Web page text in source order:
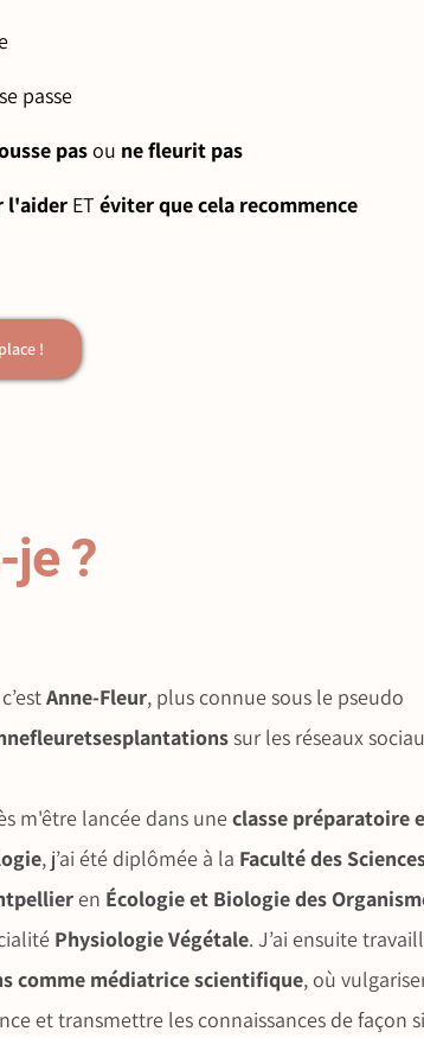
passe
pasou ne fleurit pas
l'aider ET éviter que cela recommence
!
je ?
Anne‑Fleur, plus connue sous le pseudo
sur les réseaux
m'être lancée dans uneclasse préparatoire
, j’ai été diplômée à la Faculté des
en Écologie et Biologie des
Physiologie Végétale. J’ai ensuite
comme médiatrice scientifique, où
et transmettre les connaissances de façon